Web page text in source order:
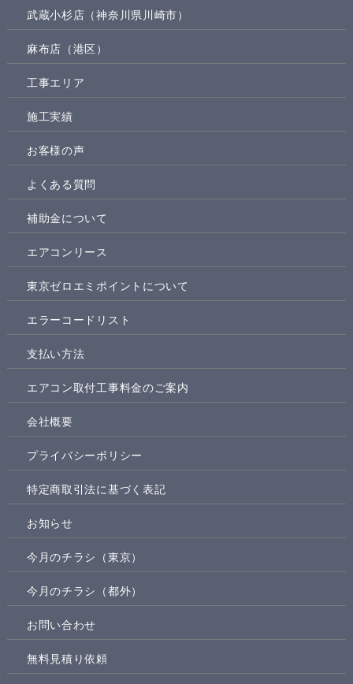
武蔵小杉店（神奈川県川崎市）
麻布店（港区）
工事エリア
施工実績
お客様の声
よくある質問
補助金について
エアコンリース
東京ゼロエミポイントについて
エラーコードリスト
支払い方法
エアコン取付工事料金のご案内
会社概要
プライバシーポリシー
特定商取引法に基づく表記
お知らせ
今月のチラシ（東京）
今月のチラシ（都外）
お問い合わせ
無料見積り依頼